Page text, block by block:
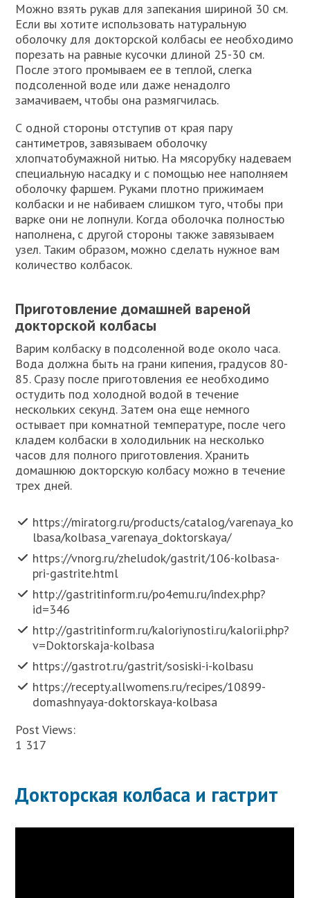
Можно взять рукав для запекания шириной 30 см.
Если вы хотите использовать натуральную
оболочку для докторской колбасы ее необходимо
порезать на равные кусочки длиной 25-30 см.
После этого промываем ее в теплой, слегка
подсоленной воде или даже ненадолго
замачиваем, чтобы она размягчилась.
С одной стороны отступив от края пару
сантиметров, завязываем оболочку
хлопчатобумажной нитью. На мясорубку надеваем
специальную насадку и с помощью нее наполняем
оболочку фаршем. Руками плотно прижимаем
колбаски и не набиваем слишком туго, чтобы при
варке они не лопнули. Когда оболочка полностью
наполнена, с другой стороны также завязываем
узел. Таким образом, можно сделать нужное вам
количество колбасок.
Приготовление домашней вареной
докторской колбасы
Варим колбаску в подсоленной воде около часа.
Вода должна быть на грани кипения, градусов 80-
85. Сразу после приготовления ее необходимо
остудить под холодной водой в течение
нескольких секунд. Затем она еще немного
остывает при комнатной температуре, после чего
кладем колбаски в холодильник на несколько
часов для полного приготовления. Хранить
домашнюю докторскую колбасу можно в течение
трех дней.
https://miratorg.ru/products/catalog/varenaya_ko
lbasa/kolbasa_varenaya_doktorskaya/
https://vnorg.ru/zheludok/gastrit/106-kolbasa-
pri-gastrite.html
http://gastritinform.ru/po4emu.ru/index.php?
id=346
http://gastritinform.ru/kaloriynosti.ru/kalorii.php?
v=Doktorskaja-kolbasa
https://gastrot.ru/gastrit/sosiski-i-kolbasu
https://recepty.allwomens.ru/recipes/10899-
domashnyaya-doktorskaya-kolbasa
Post Views:
1 317
Докторская колбаса и гастрит